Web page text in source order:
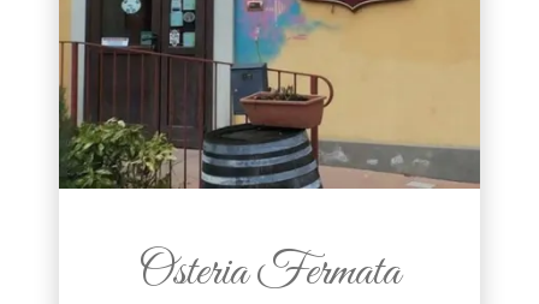
Osteria Fermata